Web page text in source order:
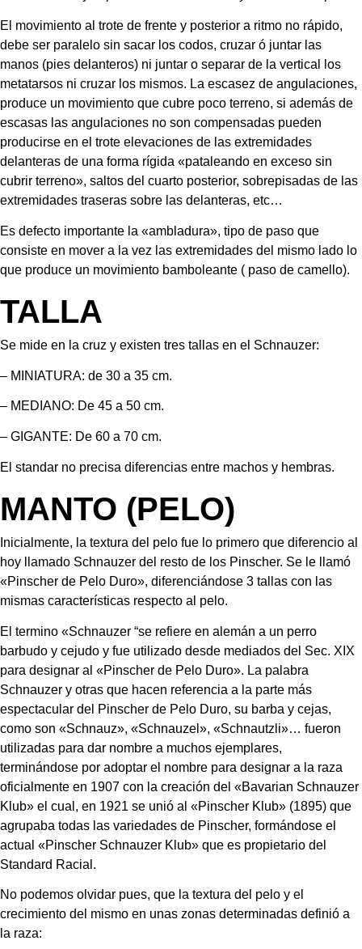
El movimiento al trote de frente y posterior a ritmo no rápido,
debe ser paralelo sin sacar los codos, cruzar ó juntar las
manos (pies delanteros) ni juntar o separar de la vertical los
metatarsos ni cruzar los mismos. La escasez de angulaciones,
produce un movimiento que cubre poco terreno, si además de
escasas las angulaciones no son compensadas pueden
producirse en el trote elevaciones de las extremidades
delanteras de una forma rígida «pataleando en exceso sin
cubrir terreno», saltos del cuarto posterior, sobrepisadas de las
extremidades traseras sobre las delanteras, etc…
Es defecto importante la «ambladura», tipo de paso que
consiste en mover a la vez las extremidades del mismo lado lo
que produce un movimiento bamboleante ( paso de camello).
TALLA
Se mide en la cruz y existen tres tallas en el Schnauzer:
– MINIATURA: de 30 a 35 cm.
– MEDIANO: De 45 a 50 cm.
– GIGANTE: De 60 a 70 cm.
El standar no precisa diferencias entre machos y hembras.
MANTO (PELO)
Inicialmente, la textura del pelo fue lo primero que diferencio al
hoy llamado Schnauzer del resto de los Pinscher. Se le llamó
«Pinscher de Pelo Duro», diferenciándose 3 tallas con las
mismas características respecto al pelo.
El termino «Schnauzer “se refiere en alemán a un perro
barbudo y cejudo y fue utilizado desde mediados del Sec. XIX
para designar al «Pinscher de Pelo Duro». La palabra
Schnauzer y otras que hacen referencia a la parte más
espectacular del Pinscher de Pelo Duro, su barba y cejas,
como son «Schnauz», «Schnauzel», «Schnautzli»… fueron
utilizadas para dar nombre a muchos ejemplares,
terminándose por adoptar el nombre para designar a la raza
oficialmente en 1907 con la creación del «Bavarian Schnauzer
Klub» el cual, en 1921 se unió al «Pinscher Klub» (1895) que
agrupaba todas las variedades de Pinscher, formándose el
actual «Pinscher Schnauzer Klub» que es propietario del
Standard Racial.
No podemos olvidar pues, que la textura del pelo y el
crecimiento del mismo en unas zonas determinadas definió a
la raza: